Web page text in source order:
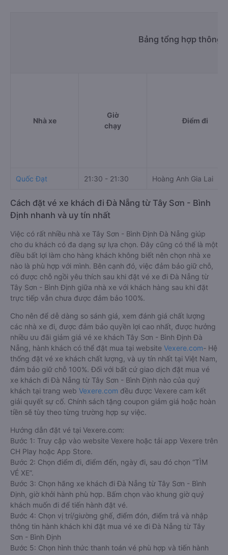
Bảng tổng hợp thông
Nhà xe
Giờ
chạy
Điểm đi
Quốc Đạt 21:30 - 21:30 Hoàng Anh Gia Lai
Cách đặt vé xe khách đi Đà Nẵng từ Tây Sơn - Bình
Định nhanh và uy tín nhất
Việc có rất nhiều nhà xe Tây Sơn - Bình Định Đà Nẵng giúp
cho du khách có đa dạng sự lựa chọn. Đây cũng có thể là một
điều bất lợi làm cho hàng khách không biết nên chọn nhà xe
nào là phù hợp với mình. Bên cạnh đó, việc đảm bảo giữ chỗ,
có được chỗ ngồi yêu thích sau khi đặt vé xe đi Đà Nẵng từ
Tây Sơn - Bình Định giữa nhà xe với khách hàng sau khi đặt
trực tiếp vẫn chưa được đảm bảo 100%.
Cho nên để dễ dàng so sánh giá, xem đánh giá chất lượng
các nhà xe đi, được đảm bảo quyền lợi cao nhất, được hưởng
nhiều ưu đãi giảm giá vé xe khách Tây Sơn - Bình Định Đà
Nẵng, hành khách có thể đặt mua tại website Vexere.com- Hệ
thống đặt vé xe khách chất lượng, và uy tín nhất tại Việt Nam,
đảm bảo giữ chỗ 100%. Đối với bất cứ giao dịch đặt mua vé
xe khách đi Đà Nẵng từ Tây Sơn - Bình Định nào của quý
khách tại trang web Vexere.com đều được Vexere cam kết
giải quyết sự cố. Chính sách tặng coupon giảm giá hoặc hoàn
tiền sẽ tùy theo từng trường hợp sự việc.
Hướng dẫn đặt vé tại Vexere.com:
Bước 1: Truy cập vào website Vexere hoặc tải app Vexere trên
CH Play hoặc App Store.
Bước 2: Chọn điểm đi, điểm đến, ngày đi, sau đó chọn “TÌM
VÉ XE”.
Bước 3: Chọn hãng xe khách đi Đà Nẵng từ Tây Sơn - Bình
Định, giờ khởi hành phù hợp. Bấm chọn vào khung giờ quý
khách muốn đi để tiến hành đặt vé.
Bước 4: Chọn vị trí/giường ghế, điểm đón, điểm trả và nhập
thông tin hành khách khi đặt mua vé xe đi Đà Nẵng từ Tây
Sơn - Bình Định
Bước 5: Chọn hình thức thanh toán vé phù hợp và tiến hành